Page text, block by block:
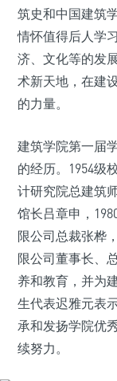
筑史和中国建筑
情怀值得后人学
济、文化等的发
术新天地，在建
的力量。
建筑学院第一届
的经历。1954级
计研究院总建筑
馆长吕章申，
限公司总裁张桦
限公司董事长、
养和教育，并为
生代表迟雅元表
承和发扬学院优
续努力。